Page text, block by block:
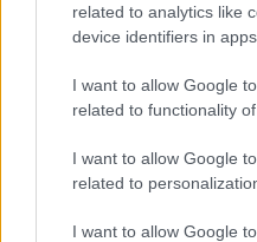
related to analytics like
device identifiers in apps.
I want to allow Google
related to functionality
I want to allow Google
related to
I want to allow Google